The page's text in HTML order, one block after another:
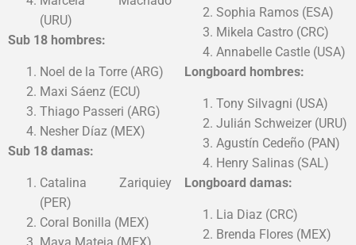
(URU)
Sub 18 hombres:
Noel de la Torre (ARG)
Maxi Sáenz (ECU)
Thiago Passeri (ARG)
Nesher Díaz (MEX)
Sub 18 damas:
Catalina Zariquiey
(PER)
Coral Bonilla (MEX)
Sophia Ramos (ESA)
Mikela Castro (CRC)
Annabelle Castle (USA)
Longboard hombres:
Tony Silvagni (USA)
Julián Schweizer (URU)
Agustín Cedeño (PAN)
Henry Salinas (SAL)
Longboard damas:
Lia Diaz (CRC)
Brenda Flores (MEX)